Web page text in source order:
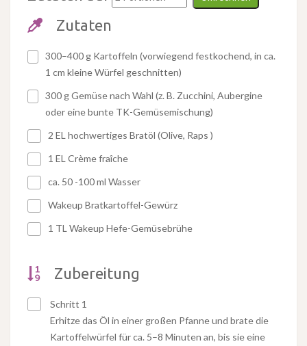
Zutaten
300–400 g Kartoffeln (vorwiegend festkochend, in ca.
1 cm kleine Würfel geschnitten)
300 g Gemüse nach Wahl (z. B. Zucchini, Aubergine
oder eine bunte TK-Gemüsemischung)
2 EL hochwertiges Bratöl (Olive, Raps )
1 EL Crème fraîche
ca. 50 -100 ml Wasser
Wakeup Bratkartoffel-Gewürz
1 TL Wakeup Hefe-Gemüsebrühe
Zubereitung
Schritt 1
Erhitze das Öl in einer großen Pfanne und brate die
Kartoffelwürfel für ca. 5–8 Minuten an, bis sie eine